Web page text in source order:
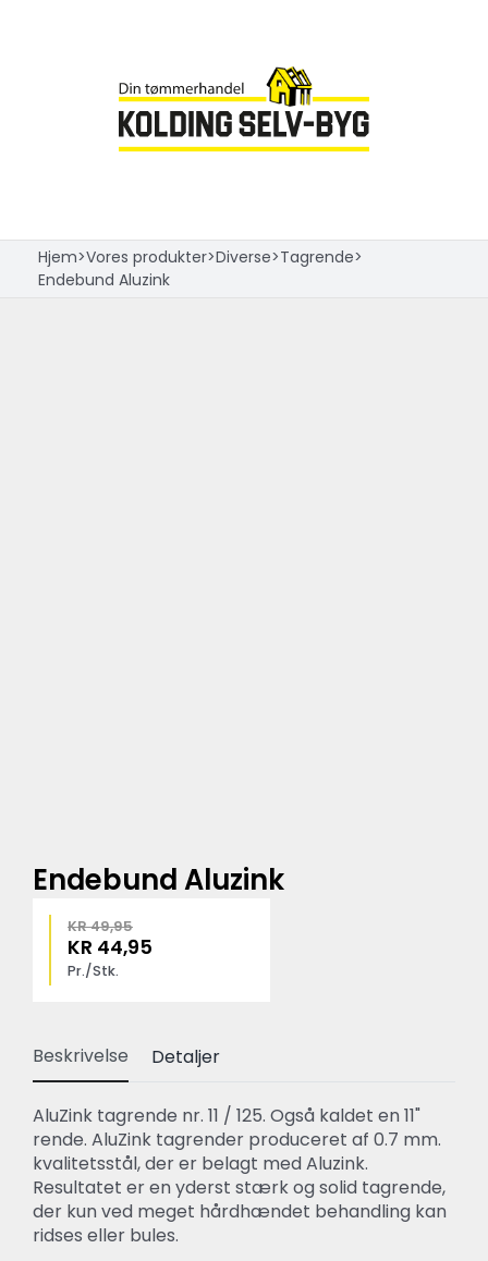
Hjem>Vores produkter>Diverse>Tagrende>
Endebund Aluzink
Endebund Aluzink
KR49,95
KR 44,95
Pr./Stk.
Beskrivelse Detaljer
AluZink tagrende nr. 11 / 125. Også kaldet en 11"
rende. AluZink tagrender produceret af 0.7 mm.
kvalitetsstål, der er belagt med Aluzink.
Resultatet er en yderst stærk og solid tagrende,
der kun ved meget hårdhændet behandling kan
ridses eller bules.